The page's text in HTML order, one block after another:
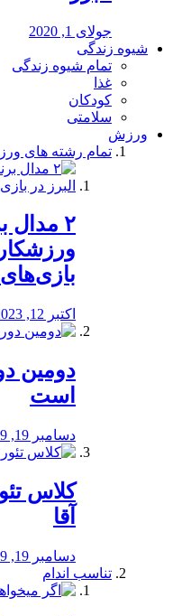
جولای 1, 2020
شیوه زندگی
تمام شیوه زندگی
غذا
کودکان
سلامتی
ورزش
تمام رشته های
اکتبر 12, 2023
دومین
است
دسامبر 19, 2019
آقا
دسامبر 19, 2019
تناسب اندام